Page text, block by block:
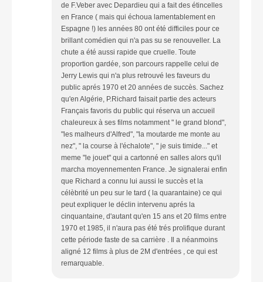
de F.Veber avec Depardieu qui a fait des étincelles
en France ( mais qui échoua lamentablement en
Espagne !) les années 80 ont été difficiles pour ce
brillant comédien qui n'a pas su se renouveller. La
chute a été aussi rapide que cruelle. Toute
proportion gardée, son parcours rappelle celui de
Jerry Lewis qui n'a plus retrouvé les faveurs du
public aprés 1970 et 20 années de succès. Sachez
qu'en Algérie, P.Richard faisait partie des acteurs
Français favoris du public qui réserva un accueil
chaleureux à ses films notamment " le grand blond",
"les malheurs d'Alfred", "la moutarde me monte au
nez", " la course à l'échalote", " je suis timide..." et
meme "le jouet" qui a cartonné en salles alors qu'il
marcha moyennementen France. Je signalerai enfin
que Richard a connu lui aussi le succès et la
célèbrité un peu sur le tard ( la quarantaine) ce qui
peut expliquer le déclin intervenu aprés la
cinquantaine, d'autant qu'en 15 ans et 20 films entre
1970 et 1985, il n'aura pas été trés prolifique durant
cette période faste de sa carrière . Il a néanmoins
aligné 12 films à plus de 2M d'entrées , ce qui est
remarquable.